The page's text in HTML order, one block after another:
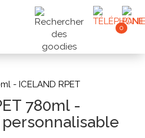
0
- ICELAND RPET
780ml -
personnalisable